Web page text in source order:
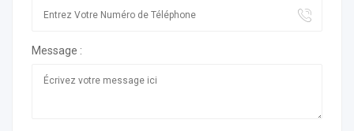
Message :